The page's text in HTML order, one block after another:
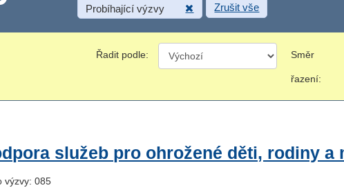
Probíhající výzvy Zrušit vše
Řadit podle: Směr
řazení:
služeb pro ohrožené děti, rodiny a
výzvy: 085